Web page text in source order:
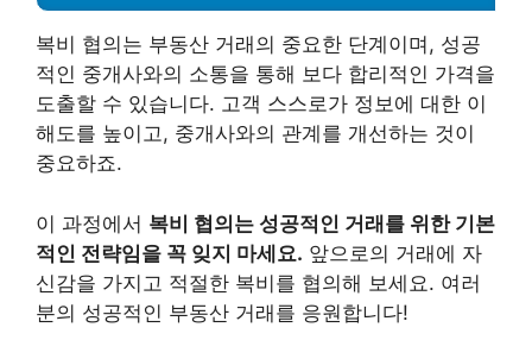
복비 협의는 부동산 거래의 중요한 단계이며, 성공
적인 중개사와의 소통을 통해 보다 합리적인 가격을
도출할 수 있습니다. 고객 스스로가 정보에 대한 이
해도를 높이고, 중개사와의 관계를 개선하는 것이
중요하죠.
이 과정에서 복비 협의는 성공적인 거래를 위한 기본
적인 전략임을 꼭 잊지 마세요. 앞으로의 거래에 자
신감을 가지고 적절한 복비를 협의해 보세요. 여러
분의 성공적인 부동산 거래를 응원합니다!